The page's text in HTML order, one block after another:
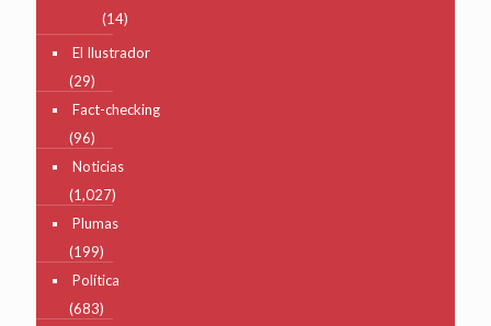
(14)
El Ilustrador
(29)
Fact-checking
(96)
Noticias
(1,027)
Plumas
(199)
Política
(683)